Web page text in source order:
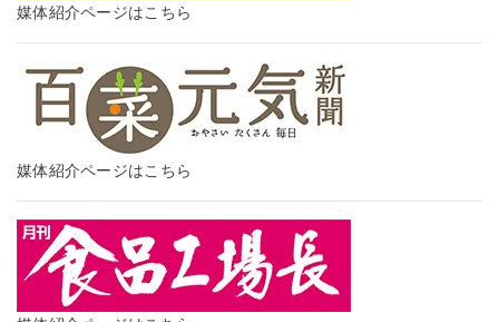
媒体紹介ページはこちら
媒体紹介ページはこちら